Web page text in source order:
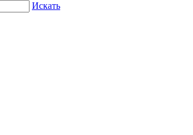
Искать